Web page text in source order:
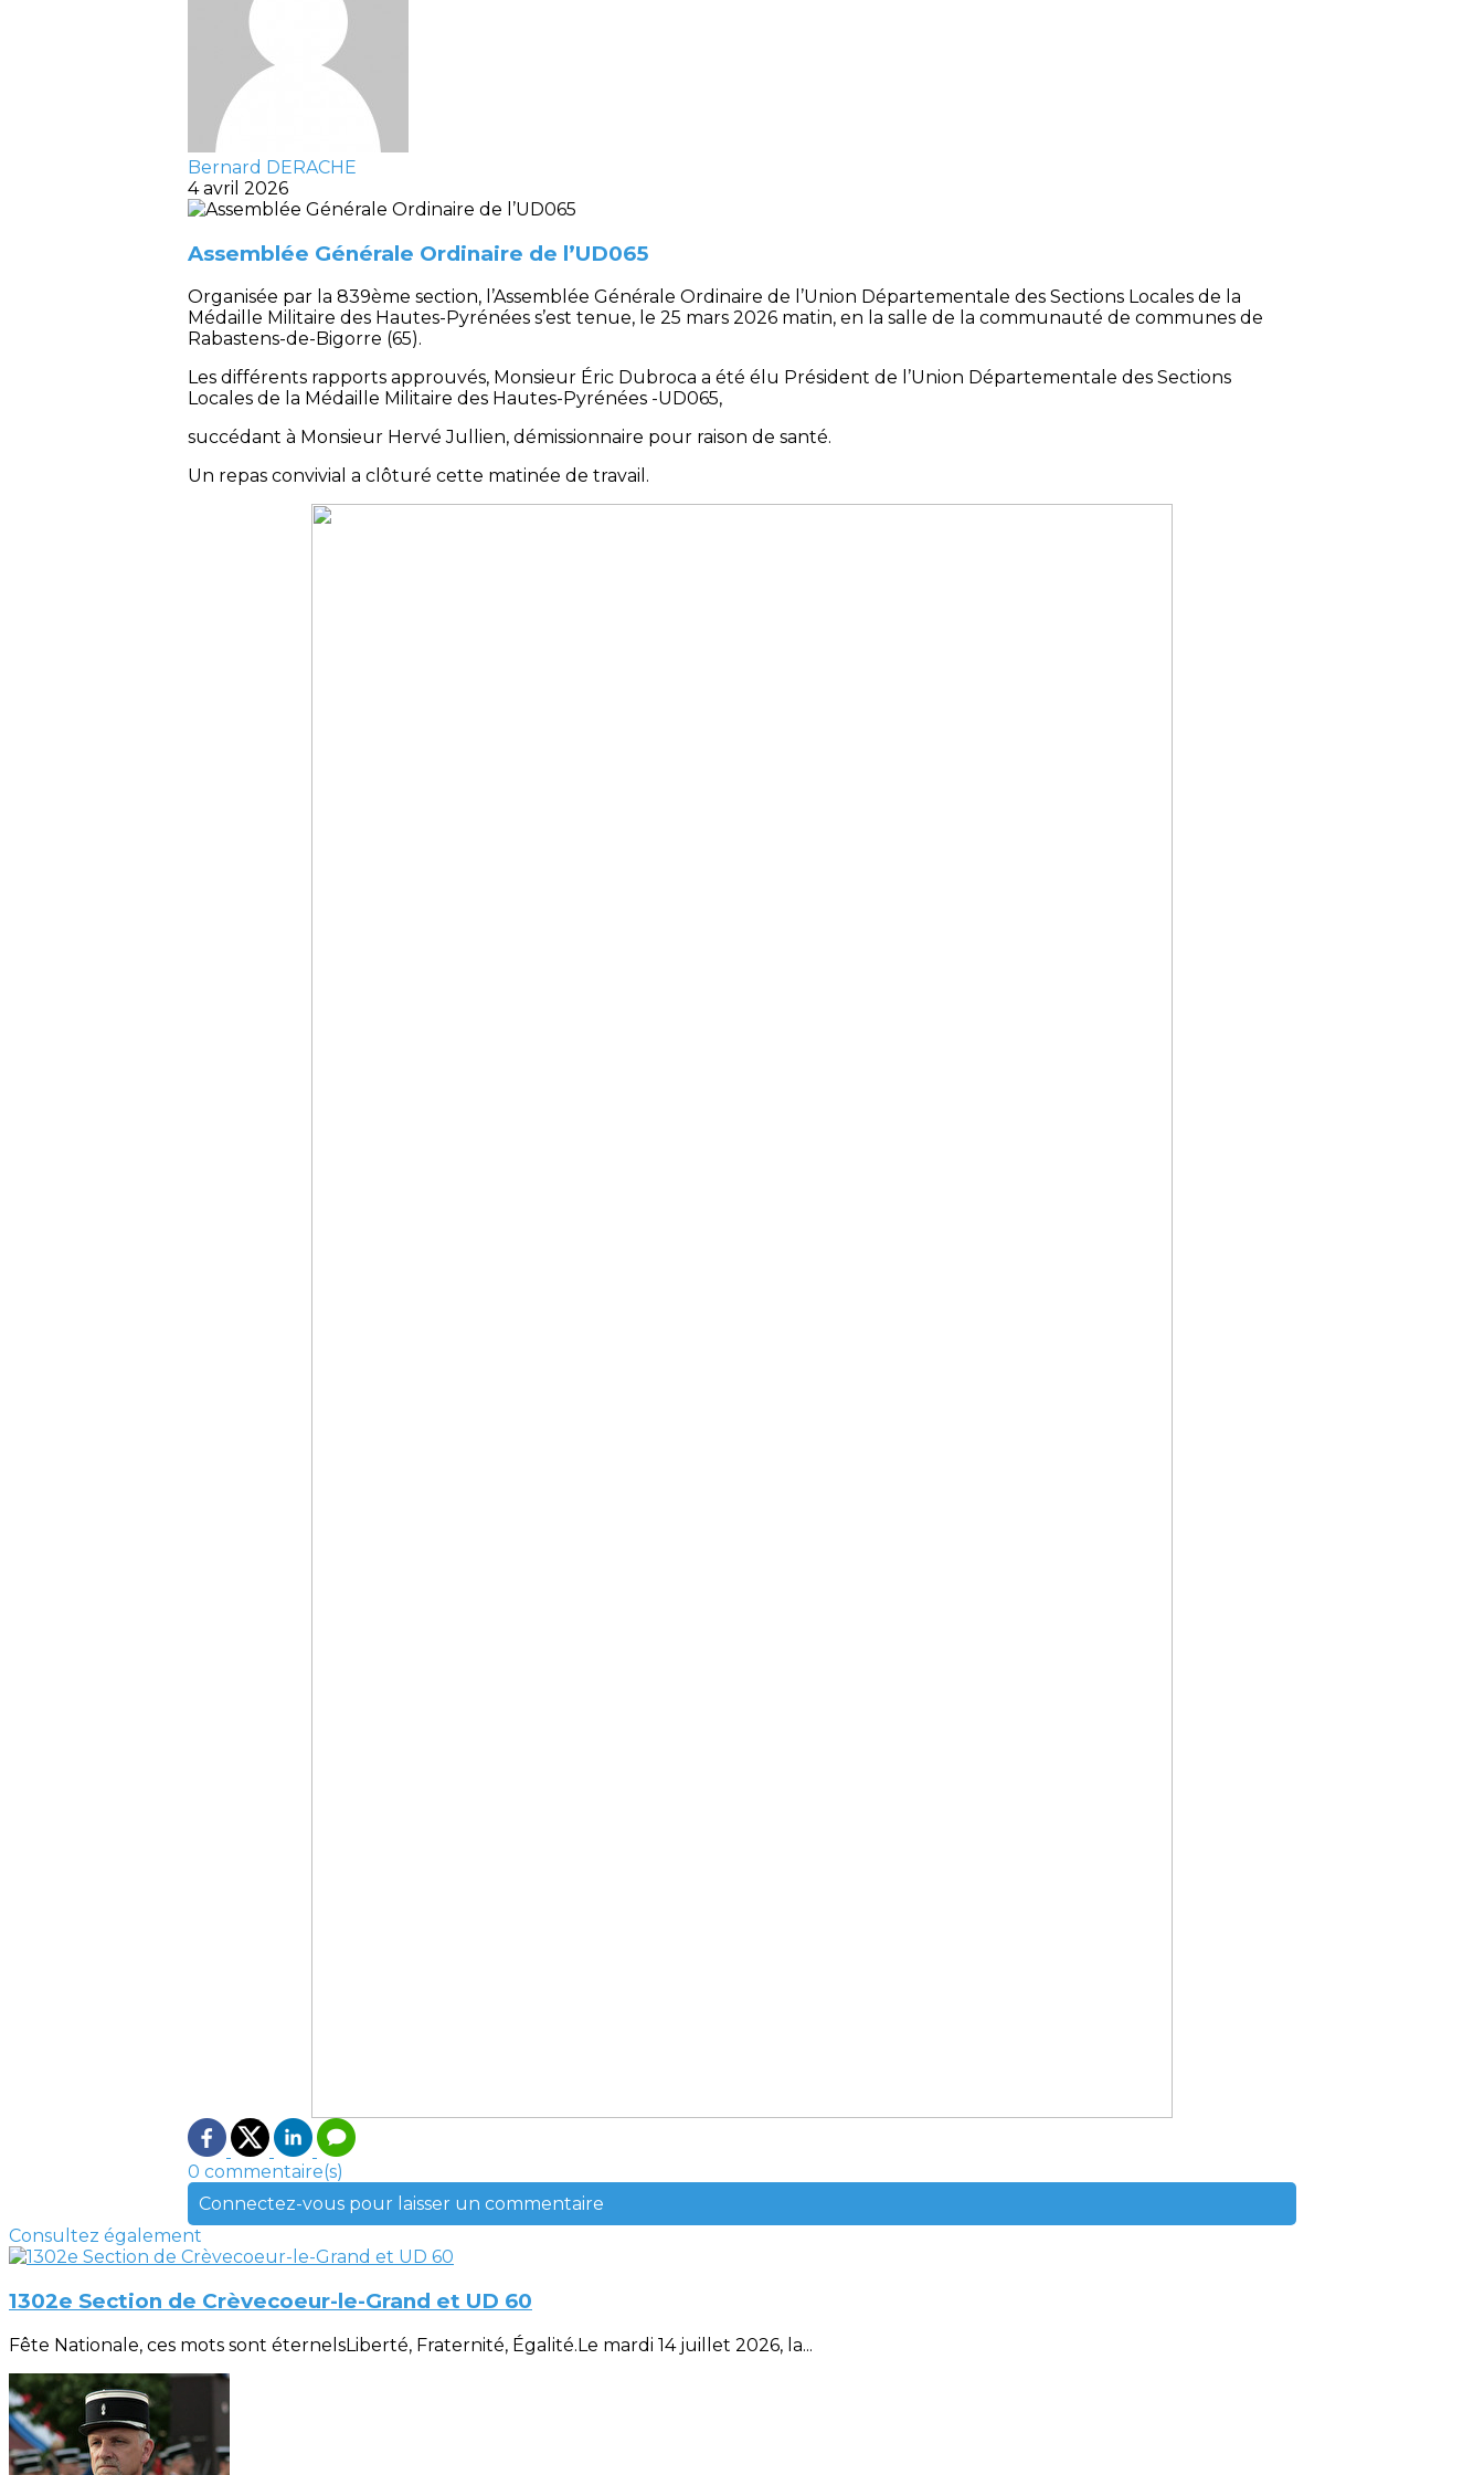
Bernard DERACHE
4 avril 2026
Assemblée Générale Ordinaire de l’UD065
Organisée par la 839ème section, l’Assemblée Générale Ordinaire de l’Union Départementale des Sections Locales de la
Médaille Militaire des Hautes-Pyrénées s’est tenue, le 25 mars 2026 matin, en la salle de la communauté de communes de
Rabastens-de-Bigorre (65).
Les différents rapports approuvés, Monsieur Éric Dubroca a été élu Président de l’Union Départementale des Sections
Locales de la Médaille Militaire des Hautes-Pyrénées -UD065,
succédant à Monsieur Hervé Jullien, démissionnaire pour raison de santé.
Un repas convivial a clôturé cette matinée de travail.
0 commentaire(s)
Connectez-vous pour laisser un commentaire
Consultez également
1302e Section de Crèvecoeur-le-Grand et UD 60
Fête Nationale, ces mots sont éternelsLiberté, Fraternité, Égalité.Le mardi 14 juillet 2026, la...